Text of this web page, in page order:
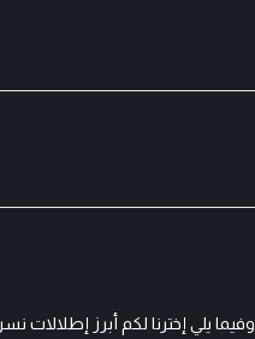
وقد شاهدنا نسرين طافش بإطلالات منها الجريئة، الكلاسيكية والكاجوال التي تنوعت باعتمادها خلال عام